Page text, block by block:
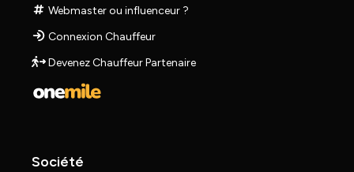
Webmaster ou influenceur ?
Connexion Chauffeur
Devenez Chauffeur Partenaire
Société